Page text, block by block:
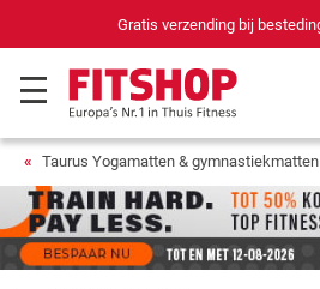
besteding vanaf€ 99,00
Taurus Yogamatten & gymnastiekmatten